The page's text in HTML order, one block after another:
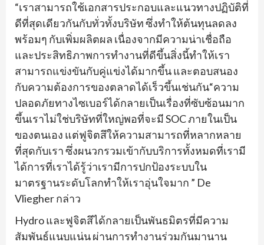
“เราสามารถใช้เอกสารประกอบและแนวทางปฏิบัติที่
ดีที่สุดเดียวกันกับทั่วทั้งบริษัท ซึ่งทำให้ต้นทุนลดลง
พร้อมๆ กับเพิ่มผลิตผล เนื่องจากมีความน่าเชื่อถือ
และประสิทธิภาพการทำงานที่ดีขึ้นสิ่งนี้ทำให้เรา
สามารถแข่งขันกับคู่แข่งได้มากขึ้น และตอบสนอง
กับความต้องการของตลาดได้เร็วขึ้นเช่นกัน“ความ
ปลอดภัยทางไซเบอร์ได้กลายเป็นเรื่องที่ซับซ้อนมาก
ขึ้นเราไม่ใช่บริษัทที่ใหญ่พอที่จะมี SOC ภายในเป็น
ของตนเอง แต่ฟูจิตสึให้ความสามารถที่หลากหลาย
ที่สุดกับเรา ซึ่งผนวกรวมเข้ากับบริการทั้งหมดที่เรามี
ได้การที่เราได้รู้ว่าเรามีการปกป้องระบบใน
มาตรฐานระดับโลกทำให้เราอุ่นใจมาก ” De
Vliegher กล่าว
Hydro และฟูจิตสึได้กลายเป็นพันธมิตรที่มีความ
สัมพันธ์แนบแน่น ผ่านการทำงานร่วมกันมานาน